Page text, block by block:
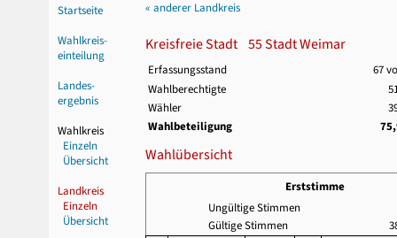
Startseite
Wahlkreis-
einteilung
Landes-
ergebnis
Wahlkreis
Einzeln
Übersicht
Landkreis
Einzeln
Übersicht
« anderer Landkreis
Kreisfreie Stadt 55 Stadt Weimar
Erfassungsstand
67
Wahlberechtigte
Wähler
Wahlbeteiligung
Wahlübersicht
Erststimme
Ungültige Stimmen
Gültige Stimmen